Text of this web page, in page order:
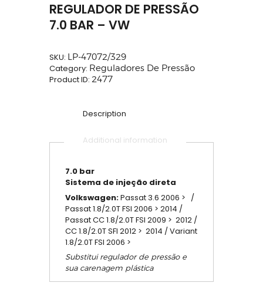
REGULADOR DE PRESSÃO
7.0 BAR – VW
SKU: LP-47072/329
Category: Reguladores De Pressão
Product ID: 2477
Description
Additional information
7.0 bar
Sistema de injeção direta
Volkswagen:Passat 3.6 2006 > /
Passat 1.8/2.0T FSI 2006 > 2014 /
Passat CC 1.8/2.0T FSI 2009 > 2012 /
CC 1.8/2.0T SFI 2012 > 2014 / Variant
1.8/2.0T FSI 2006 >
Substitui regulador de pressão e
sua carenagem plástica